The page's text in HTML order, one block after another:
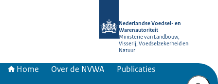
Nederlandse Voedsel- en
Warenautoriteit
Ministerie van Landbouw,
Visserij, Voedselzekerheid en
Natuur
Home Over de NVWA Publicaties